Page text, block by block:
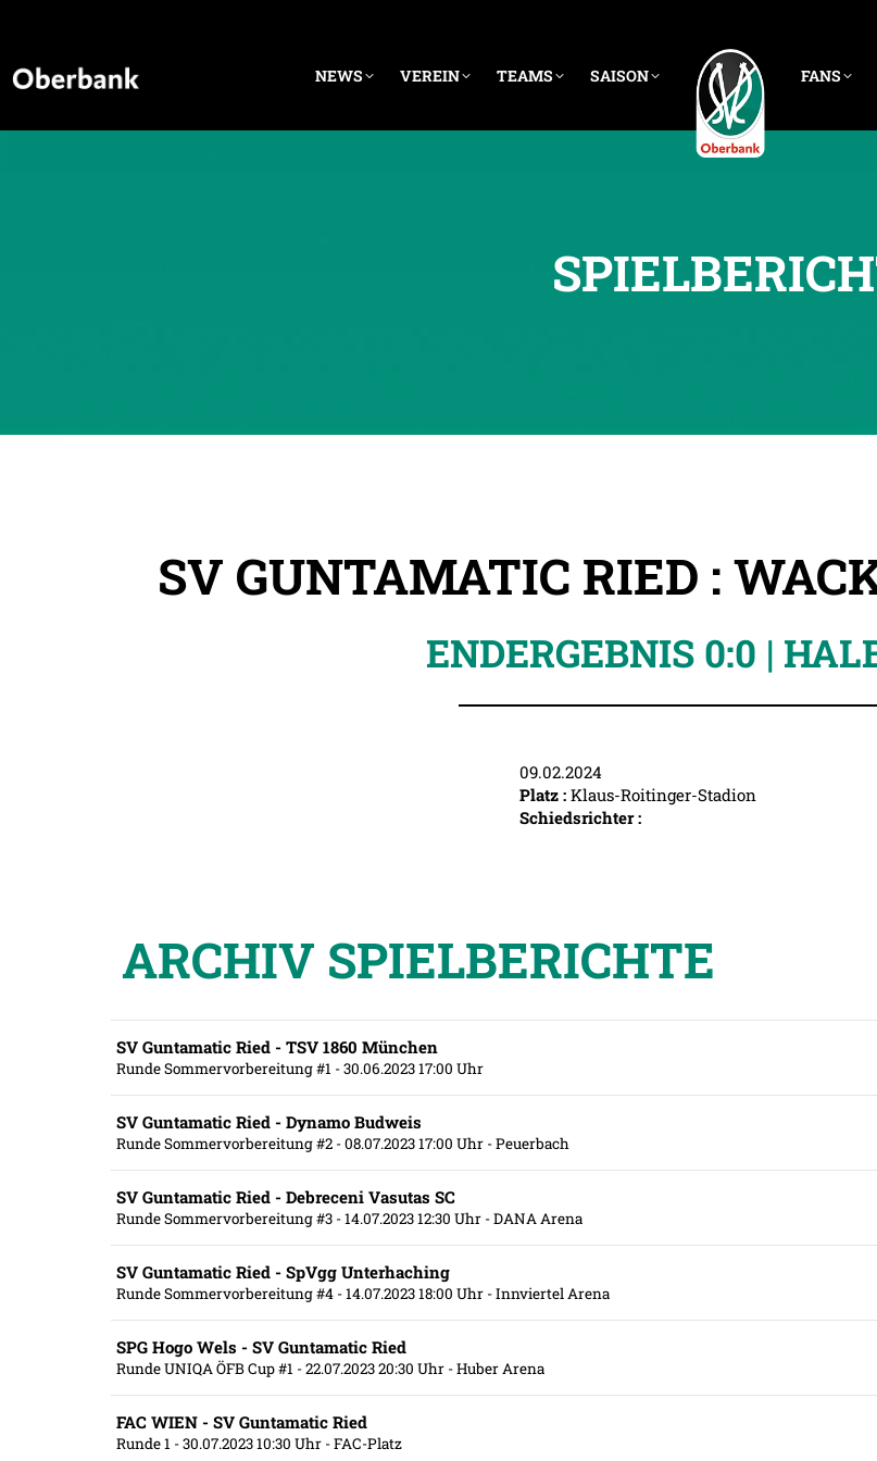
NEWS VEREIN TEAMS SAISON FANS
SV GUNTAMATIC RIED :
ENDERGEBNIS 0:0 |
09.02.2024
Platz :Klaus-Roitinger-Stadion
Schiedsrichter :
ARCHIV SPIELBERICHTE
SV Guntamatic Ried - TSV 1860 München
Runde Sommervorbereitung #1 - 30.06.2023 17:00 Uhr
SV Guntamatic Ried - Dynamo Budweis
Runde Sommervorbereitung #2 - 08.07.2023 17:00 Uhr - Peuerbach
SV Guntamatic Ried - Debreceni Vasutas SC
Runde Sommervorbereitung #3 - 14.07.2023 12:30 Uhr - DANA Arena
SV Guntamatic Ried - SpVgg Unterhaching
Runde Sommervorbereitung #4 - 14.07.2023 18:00 Uhr - Innviertel Arena
SPG Hogo Wels - SV Guntamatic Ried
Runde UNIQA ÖFB Cup #1 - 22.07.2023 20:30 Uhr - Huber Arena
FAC WIEN - SV Guntamatic Ried
Runde 1 - 30.07.2023 10:30 Uhr - FAC-Platz